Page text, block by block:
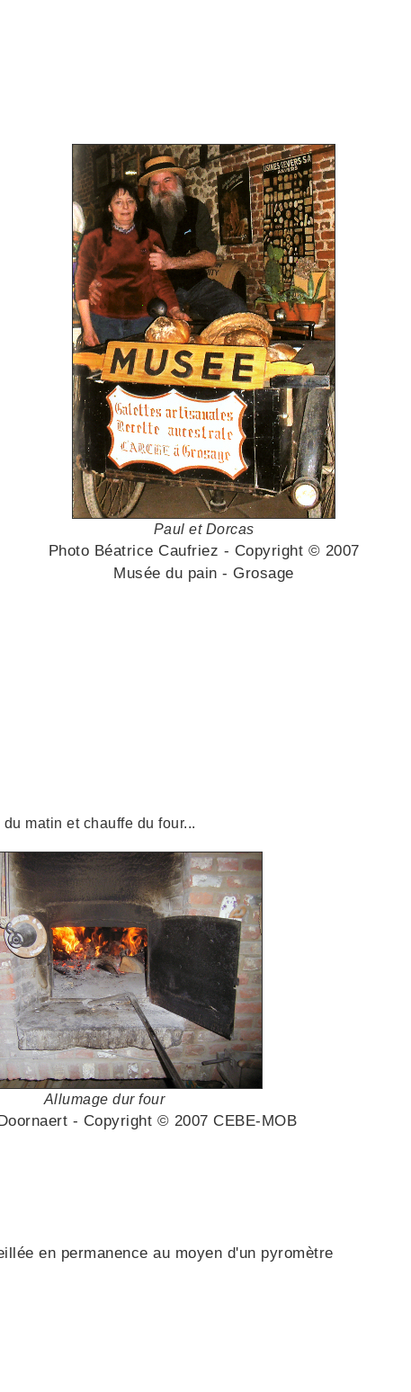
Paul et Dorcas
Photo Béatrice Caufriez - Copyright © 2007
Musée du pain - Grosage
matin et chauffe du four...
Allumage dur four
- Copyright © 2007 CEBE-MOB
en permanence au moyen d'un pyromètre